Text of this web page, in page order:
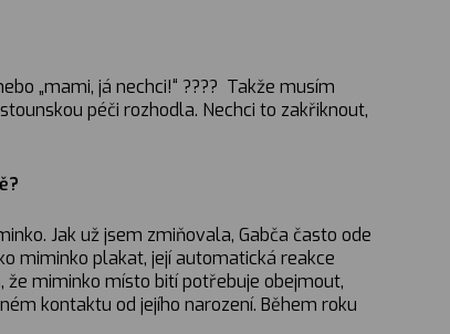
„mami, já nechci!“ ???? Takže musím
péči rozhodla. Nechci to zakřiknout,
Jak už jsem zmiňovala, Gabča často ode
miminko plakat, její automatická reakce
miminko místo bití potřebuje obejmout,
kontaktu od jejího narození. Během roku